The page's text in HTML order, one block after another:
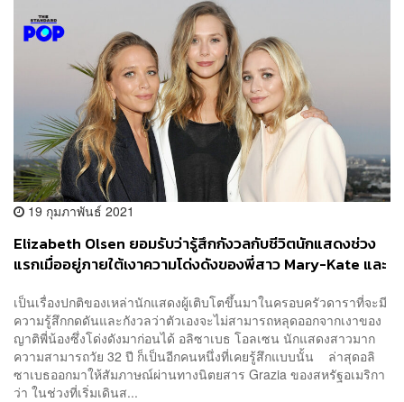
19 กุมภาพันธ์ 2021
Elizabeth Olsen ยอมรับว่ารู้สึกกังวลกับชีวิตนักแสดงช่วง
แรกเมื่ออยู่ภายใต้เงาความโด่งดังของพี่สาว Mary-Kate และ
เป็นเรื่องปกติของเหล่านักแสดงผู้เติบโตขึ้นมาในครอบครัวดาราที่จะมี
ความรู้สึกกดดันและกังวลว่าตัวเองจะไม่สามารถหลุดออกจากเงาของ
ญาติพี่น้องซึ่งโด่งดังมาก่อนได้ อลิซาเบธ โอลเซน นักแสดงสาวมาก
ความสามารถวัย 32 ปี ก็เป็นอีกคนหนึ่งที่เคยรู้สึกแบบนั้น ล่าสุดอลิ
ซาเบธออกมาให้สัมภาษณ์ผ่านทางนิตยสาร Grazia ของสหรัฐอเมริกา
ว่า ในช่วงที่เริ่มเดินส...